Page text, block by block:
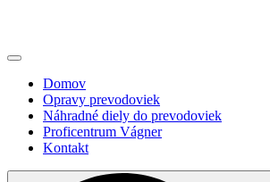
Domov
Opravy prevodoviek
Náhradné diely do prevodoviek
Proficentrum Vágner
Kontakt